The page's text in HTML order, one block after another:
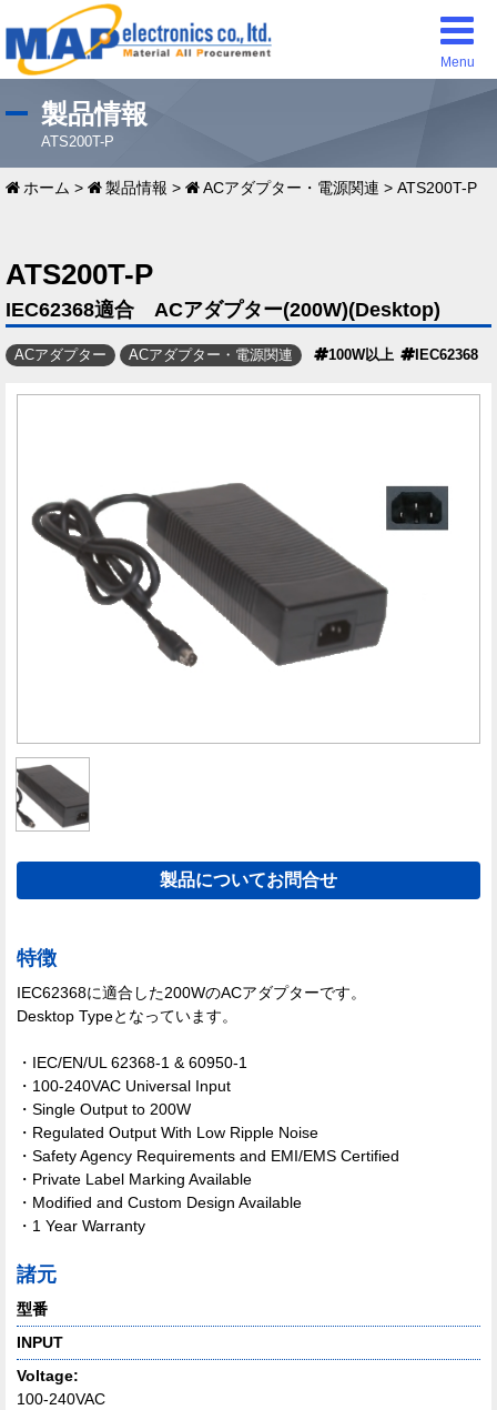
Menu
製品情報
ATS200T-P
ホーム > 製品情報 > ACアダプター・電源関連 > ATS200T-P
ATS200T-P
IEC62368適合 ACアダプター(200W)(Desktop)
ACアダプター ACアダプター・電源関連 100W以上 IEC62368
製品についてお問合せ
特徴
IEC62368に適合した200WのACアダプターです。
Desktop Typeとなっています。
・IEC/EN/UL 62368-1 & 60950-1
・100-240VAC Universal Input
・Single Output to 200W
・Regulated Output With Low Ripple Noise
・Safety Agency Requirements and EMI/EMS Certified
・Private Label Marking Available
・Modified and Custom Design Available
・1 Year Warranty
諸元
型番
INPUT
Voltage:
100-240VAC